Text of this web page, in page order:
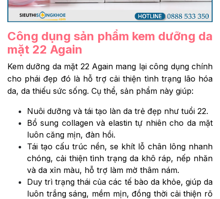
Công dụng sản phẩm kem dưỡng da
mặt 22 Again
Kem dưỡng da mặt 22 Again mang lại công dụng chính
cho phái đẹp đó là hỗ trợ cải thiện tình trạng lão hóa
da, da thiếu sức sống. Cụ thể, sản phẩm này giúp:
Nuôi dưỡng và tái tạo làn da trẻ đẹp như tuổi 22.
Bổ sung collagen và elastin tự nhiên cho da mặt
luôn căng mịn, đàn hồi.
Tái tạo cấu trúc nền, se khít lỗ chân lông nhanh
chóng, cải thiện tình trạng da khô ráp, nếp nhăn
và da xỉn màu, hỗ trợ làm mờ thâm nám.
Duy trì trạng thái của các tế bào da khỏe, giúp da
luôn trắng sáng, mềm mịn, đồng thời cải thiện rõ